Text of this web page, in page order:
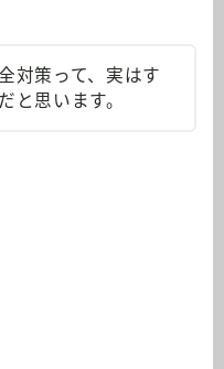
対策って、実はす
と思います。